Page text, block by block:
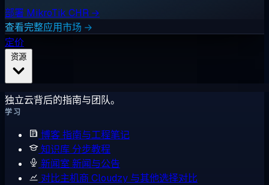
部署 MikroTik CHR →
查看完整应用市场 →
定价
独立云背后的指南与团队。
学习
博客指南与工程笔记
知识库 分步教程
新闻室 新闻与公告
对比主机商 Cloudzy 与其他选择对比